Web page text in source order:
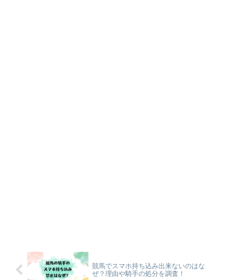
競馬でスマホ持ち込み出来ないのはな
ぜ？理由や騎手の処分を調査！